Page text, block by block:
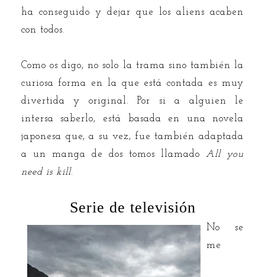
ha conseguido y dejar que los aliens acaben
con todos.
Como os digo, no solo la trama sino también la
curiosa forma en la que está contada es muy
divertida y original. Por si a alguien le
intersa saberlo, está basada en una novela
japonesa que, a su vez, fue también adaptada
a un manga de dos tomos llamadoAll you
need is kill.
Serie de televisión
No se
me